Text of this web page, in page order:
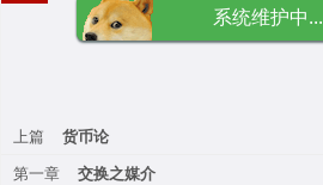
系统维护中...
上篇 货币论
第一章
交换之媒介